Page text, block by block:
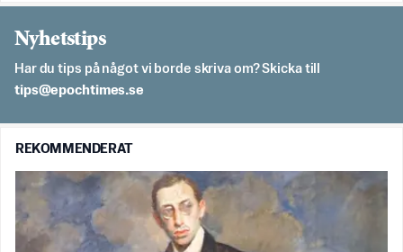
Nyhetstips
Har du tips på något vi borde skriva om? Skicka till
es.semithcope@spit
REKOMMENDERAT